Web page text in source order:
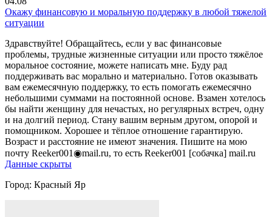
Окажу финансовую и моральную поддержку в любой тяжелой
ситуации
Здравствуйте! Обращайтесь, если у вас финансовые
проблемы, трудные жизненные ситуации или просто тяжёлое
моральное состояние, можете написать мне. Буду рад
поддерживать вас морально и материально. Готов оказывать
вам ежемесячную поддержку, то есть помогать ежемесячно
небольшими суммами на постоянной основе. Взамен хотелось
бы найти женщину для нечастых, но регулярных встреч, одну
и на долгий период. Стану вашим верным другом, опорой и
помощником. Хорошее и тёплое отношение гарантирую.
Возраст и расстояние не имеют значения. Пишите на мою
почту Reeker001◉mail.ru, то есть Reeker001 [собачка] mail.ru
Данные скрыты
Город: Красный Яр